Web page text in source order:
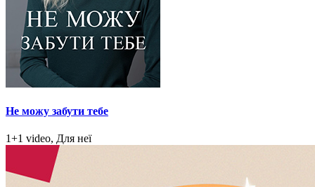
Не можу забути тебе
1+1 video, Для неї